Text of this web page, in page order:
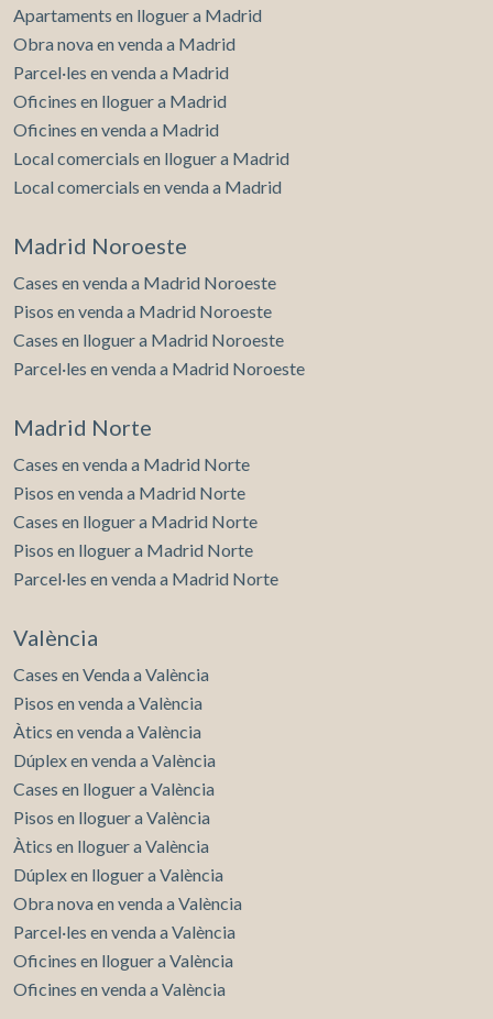
Apartaments en lloguer a Madrid
Obra nova en venda a Madrid
Parcel·les en venda a Madrid
Oficines en lloguer a Madrid
Oficines en venda a Madrid
Local comercials en lloguer a Madrid
Local comercials en venda a Madrid
Madrid Noroeste
Cases en venda a Madrid Noroeste
Pisos en venda a Madrid Noroeste
Cases en lloguer a Madrid Noroeste
Parcel·les en venda a Madrid Noroeste
Madrid Norte
Cases en venda a Madrid Norte
Pisos en venda a Madrid Norte
Cases en lloguer a Madrid Norte
Pisos en lloguer a Madrid Norte
Parcel·les en venda a Madrid Norte
València
Cases en Venda a València
Pisos en venda a València
Àtics en venda a València
Dúplex en venda a València
Cases en lloguer a València
Pisos en lloguer a València
Àtics en lloguer a València
Dúplex en lloguer a València
Obra nova en venda a València
Parcel·les en venda a València
Oficines en lloguer a València
Oficines en venda a València